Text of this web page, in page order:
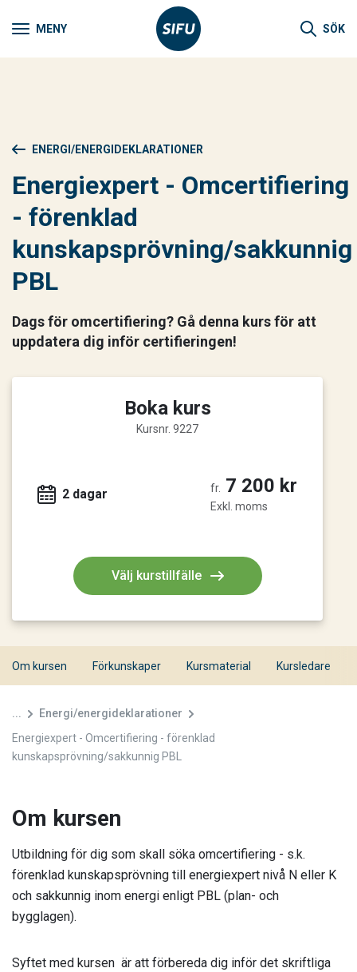
MENY SÖK
ENERGI/ENERGIDEKLARATIONER
Energiexpert - Omcertifiering
- förenklad
kunskapsprövning/sakkunnig
PBL
Dags för omcertifiering? Gå denna kurs för att
uppdatera dig inför certifieringen!
Boka kurs
Kursnr. 9227
2 dagar fr. 7 200 kr
Exkl. moms
Välj kurstillfälle
Om kursen Förkunskaper Kursmaterial Kursledare
...
Energi/energideklarationer
Energiexpert - Omcertifiering - förenklad
kunskapsprövning/sakkunnig PBL
Om kursen
Utbildning för dig som skall söka omcertifiering - s.k.
förenklad kunskapsprövning till energiexpert nivå N eller K
och sakkunnig inom energi enligt PBL (plan- och
bygglagen).
Syftet med kursen är att förbereda dig inför det skriftliga